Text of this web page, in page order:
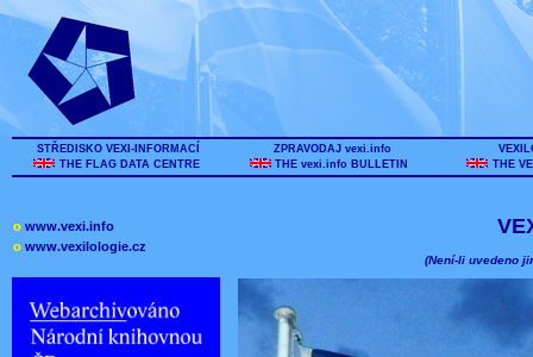
STŘEDISKO VEXI-INFORMACÍ
THE FLAG DATA CENTRE
ZPRAVODAJ vexi.info
THE vexi.info BULLETIN
THE
o www.vexi.info
o www.vexilologie.cz
(Není-li uvedeno